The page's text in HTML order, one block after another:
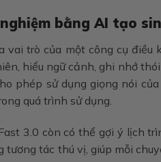
bằng AI tạo
trò của một công cụ điều
hiểu ngữ cảnh, ghi nhớ
phép sử dụng giọng nói
quá trình sử dụng.
3.0 còn có thể gợi ý lịch
tác thú vị, giúp mỗi